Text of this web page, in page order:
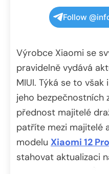
Follow
Výrobce Xiaomi se
pravidelně vydává
MIUI. Týká se to
jeho bezpečnostních
přednost majitelé
patříte mezi majitelé
modelu Xiaomi 12 Pro
stahovat aktualizaci